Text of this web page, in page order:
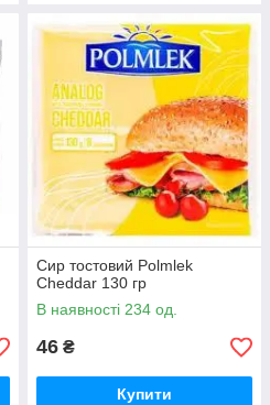
Сир тостовий Polmlek
Cheddar 130 гр
В наявності 234 од.
46 ₴
Купити